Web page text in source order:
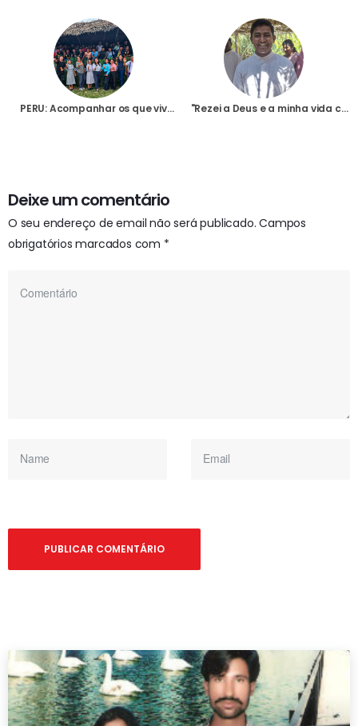
PERU: Acompanhar os que vivem nos lugares mais remotos é um dos desafios da Igreja na região dos Andes "Rezei a Deus e a minha vida começou a mudar"
Deixe um comentário
O seu endereço de email não será publicado. Campos
obrigatórios marcados com *